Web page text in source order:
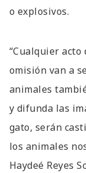
o explosivos.
“Cualquier
omisión van a
animales
y difunda las
gato, serán
los animales
Haydeé Reyes